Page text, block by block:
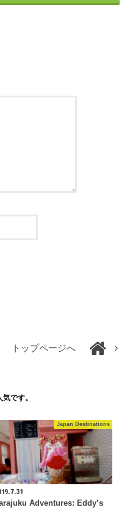
トップページへ
です。
Japan Destinations
Adventures: Eddy’s